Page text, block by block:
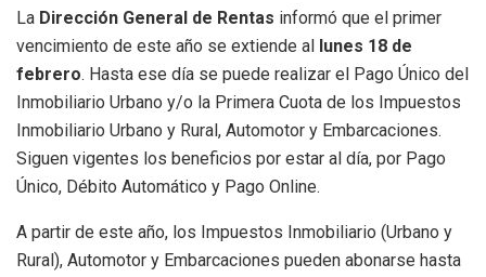
La Dirección General de Rentas informó que el primer
vencimiento de este año se extiende al lunes 18 de
febrero. Hasta ese día se puede realizar el Pago Único del
Inmobiliario Urbano y/o la Primera Cuota de los Impuestos
Inmobiliario Urbano y Rural, Automotor y Embarcaciones.
Siguen vigentes los beneficios por estar al día, por Pago
Único, Débito Automático y Pago Online.
A partir de este año, los Impuestos Inmobiliario (Urbano y
Rural), Automotor y Embarcaciones pueden abonarse hasta